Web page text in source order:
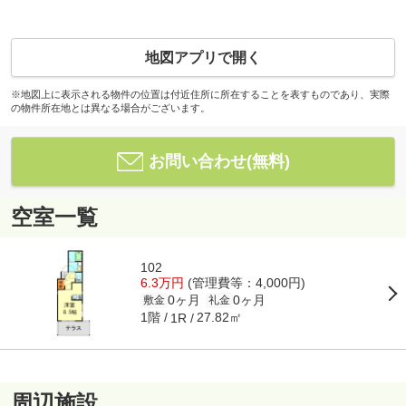
地図アプリで開く
※地図上に表示される物件の位置は付近住所に所在することを表すものであり、実際
の物件所在地とは異なる場合がございます。
お問い合わせ(無料)
空室一覧
102
6.3万円 (管理費等：4,000円)
敷金 0ヶ月 礼金 0ヶ月
1階 1R 27.82㎡